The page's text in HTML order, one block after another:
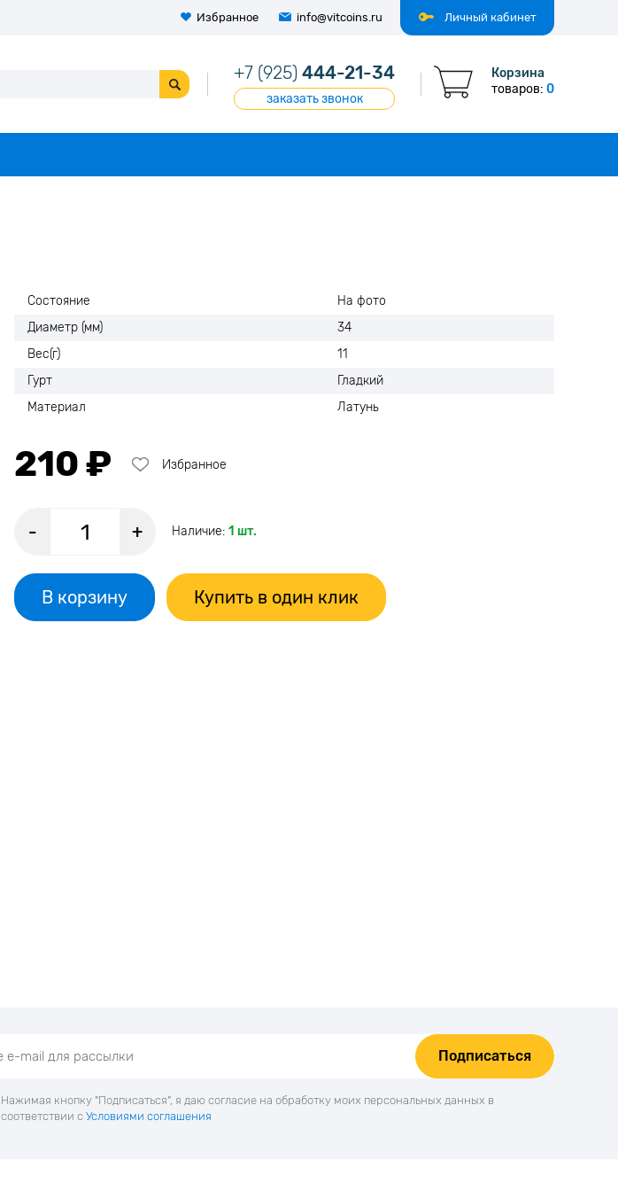
Личный кабинет
Избранное info@vitcoins.ru
+7 (925) 444-21-34
заказать звонок
Корзина
товаров: 0
Состояние
На фото
Диаметр (мм)
34
Вес(г)
11
Гурт
Гладкий
Материал
Латунь
210 ₽ Избранное
- + Наличие: 1 шт.
В корзину Купить в один клик
Подписаться
Нажимая кнопку "Подписаться", я даю согласие на обработку моих персональных данных в
соответствии с Условиями соглашения